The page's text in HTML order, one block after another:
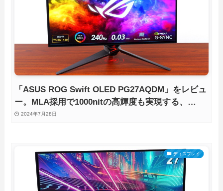
「ASUS ROG Swift OLED PG27AQDM」をレビュ
ー。MLA採用で1000nitの高輝度も実現する、
WQHD/240Hzの有機ELゲーミングモニタを徹底検
2024年7月28日
ディスプレイ